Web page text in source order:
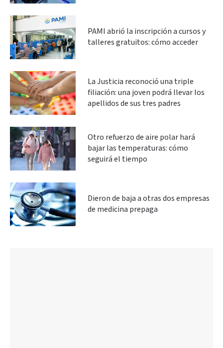
PAMI abrió la inscripción a cursos y
talleres gratuitos: cómo acceder
La Justicia reconoció una triple
filiación: una joven podrá llevar los
apellidos de sus tres padres
Otro refuerzo de aire polar hará
bajar las temperaturas: cómo
seguirá el tiempo
Dieron de baja a otras dos empresas
de medicina prepaga